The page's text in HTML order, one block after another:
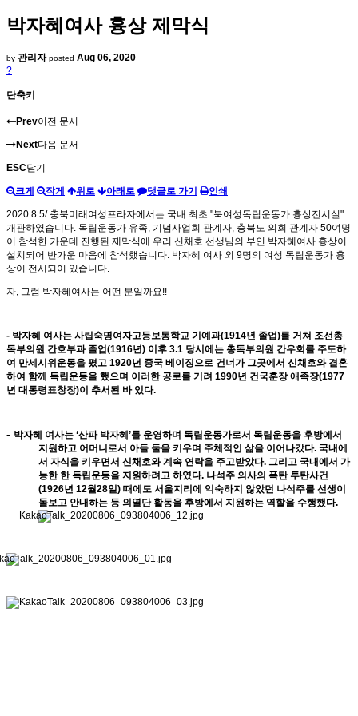
박자혜여사 흉상 제막식
by 관리자 posted Aug 06, 2020
?
단축키
Prev이전 문서
Next다음 문서
ESC닫기
크게 작게 위로 아래로 댓글로 가기 인쇄
2020.8.5/ 충북미래여성프라자에서는 국내 최초 "북여성독립운동가 흉상전시실"
개관하였습니다. 독립운동가 유족, 기념사업회 관계자, 충북도 의회 관계자 50여명
이 참석한 가운데 진행된 제막식에 우리 신채호 선생님의 부인 박자혜여사 흉상이
설치되어 반가운 마음에 참석했습니다. 박자혜 여사 외 9명의 여성 독립운동가 흉
상이 전시되어 있습니다.
자, 그럼 박자혜여사는 어떤 분일까요!!
- 박자혜 여사는 사립숙명여자고등보통학교 기예과(1914년 졸업)를 거쳐 조선총
독부의원 간호부과 졸업(1916년) 이후 3.1 당시에는 총독부의원 간우회를 주도하
여 만세시위운동을 폈고 1920년 중국 베이징으로 건너가 그곳에서 신채호와 결혼
하여 함께 독립운동을 했으며 이러한 공로를 기려 1990년 건국훈장 애족장(1977
년 대통령표창장)이 추서된 바 있다.
- 박자혜 여사는 ‘산파 박자혜 ’를 운영하며 독립운동가로서 독립운동을 후방에서
지원하고 어머니로서 아들 둘을 키우며 주체적인 삶을 이어나갔다. 국내에
서 자식을 키우면서 신채호와 계속 연락을 주고받았다. 그리고 국내에서 가
능한 한 독립운동을 지원하려고 하였다. 나석주 의사의 폭탄 투탄사건
(1926년 12월28일) 때에도 서울지리에 익숙하지 않았던 나석주를 선생이
돌보고 안내하는 등 의열단 활동을 후방에서 지 원하는 역할을 수행했다.